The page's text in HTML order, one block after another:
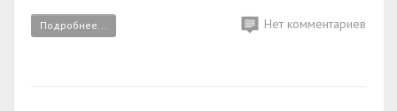
Подробнее... Нет комментариев